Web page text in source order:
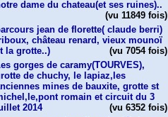
dame du chateau(et ses ruines)..
(vu 11849 fois)
jean de florette( claude berri)
château renard, vieux mounoï
la grotte..)
(vu 7054fois)
gorges de caramy(TOURVES),
de chuchy, le lapiaz,les
mines de bauxite, grotte st
romain et circuit du 3
2014
(vu 6352 fois)